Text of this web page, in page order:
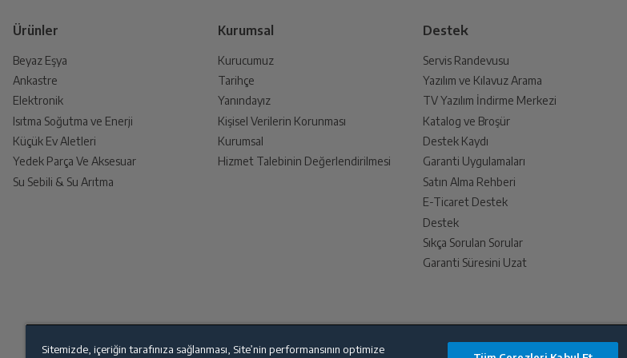
Ürünü Yetkili Servise Teslim Edin
Ürünü eksiksiz ve hasarsız olarak faturası ile birlikte yetkili servise teslim edin.
Yetkili servis gerekli kontrolleri sağladıktan sonra İade süreciniz tamamlanacaktır.
Ürünler
Beyaz Eşya
Ankastre
Elektronik
Isıtma Soğutma ve Enerji
Küçük Ev Aletleri
Yedek Parça Ve Aksesuar
Su Sebili & Su Arıtma
Kurumsal
Kurucumuz
Tarihçe
Yanındayız
Kişisel Verilerin Korunması
Kurumsal
Hizmet Talebinin Değerlendirilmesi
Destek
Servis Randevusu
Yazılım ve Kılavuz Arama
TV Yazılım İndirme Merkezi
Katalog ve Broşür
Destek Kaydı
Garanti Uygulamaları
Satın Alma Rehberi
E-Ticaret Destek
Destek
Sıkça Sorulan Sorular
Garanti Süresini Uzat
Sitemizde, içeriğin tarafınıza sağlanması, Site’nin performansının optimize